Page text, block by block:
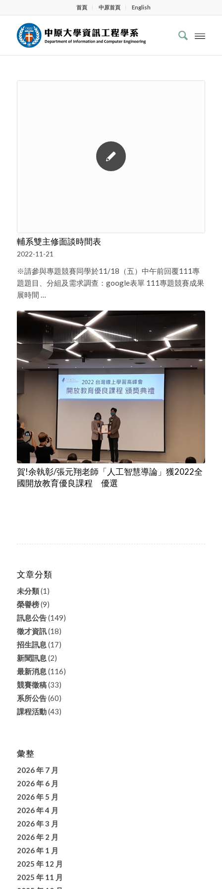
首頁 中原首頁 English
輔系雙主修面談時間表
2022-11-21
※請參與專題競賽同學於11/18（五）中午前回覆111專
題題目、分組及需求調查：google表單 111專題競賽成果
展時間 …
賀!余執彰/張元翔老師「人工智慧導論」獲2022全
國開放教育優良課程 優選
文章分類
未分類(1)
榮譽榜(9)
訊息公告(149)
徵才資訊(18)
招生訊息 (17)
新聞訊息 (2)
最新消息 (116)
競賽徵稿(33)
系所公告(60)
課程活動(43)
彙整
2026 年 7 月
2026 年 6 月
2026 年 5 月
2026 年 4 月
2026 年 3 月
2026 年 2 月
2026 年 1 月
2025 年 12 月
2025 年 11 月